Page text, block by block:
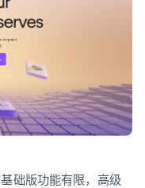
础版功能有限，高级